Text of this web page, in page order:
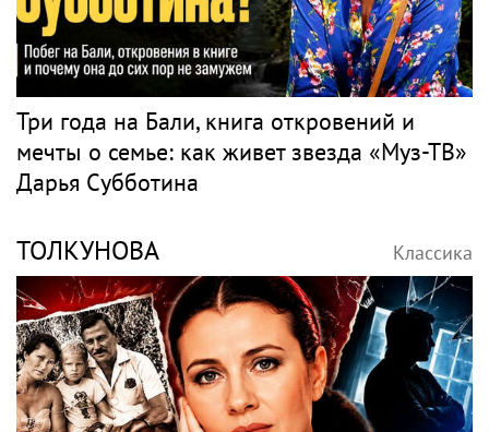
Три года на Бали, книга откровений и
мечты о семье: как живет звезда «Муз-ТВ»
Дарья Субботина
ТОЛКУНОВА Классика